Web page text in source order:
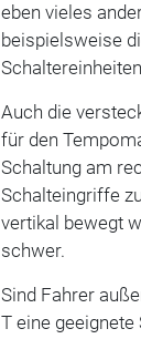
eben vieles
beispielsweise
Auch die
für den
Schaltung am
Schalteingriffe
vertikal bewegt
schwer.
Sind Fahrer
T eine